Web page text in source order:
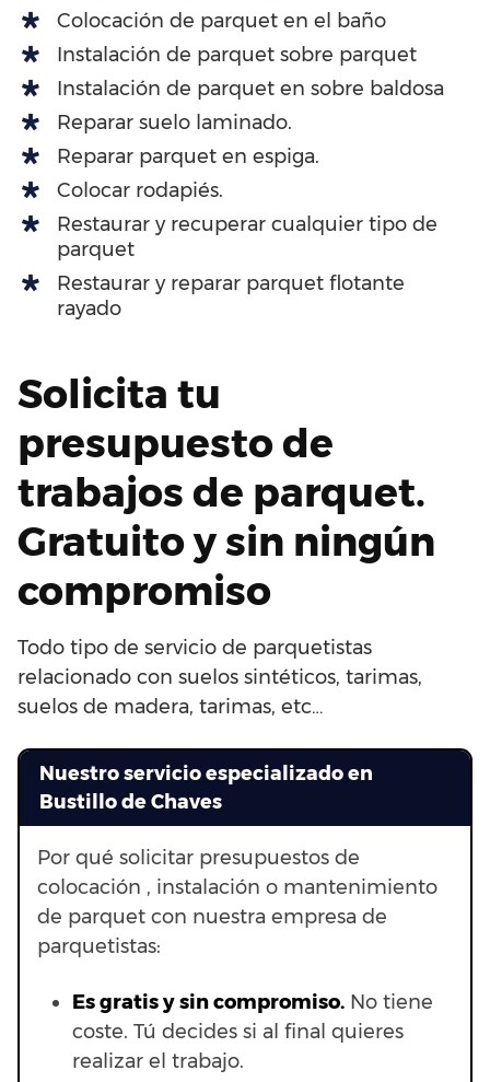
Colocación de parquet en el baño
Instalación de parquet sobre parquet
Instalación de parquet en sobre baldosa
Reparar suelo laminado.
Reparar parquet en espiga.
Colocar rodapiés.
Restaurar y recuperar cualquier tipo de
parquet
Restaurar y reparar parquet flotante
rayado
Solicita tu
presupuesto de
trabajos de parquet.
Gratuito y sin ningún
compromiso
Todo tipo de servicio de parquetistas
relacionado con suelos sintéticos, tarimas,
suelos de madera, tarimas, etc…
Nuestro servicio especializado en
Bustillo de Chaves
Por qué solicitar presupuestos de
colocación , instalación o mantenimiento
de parquet con nuestra empresa de
parquetistas:
Es gratis y sin compromiso. No tiene
coste. Tú decides si al final quieres
realizar el trabajo.